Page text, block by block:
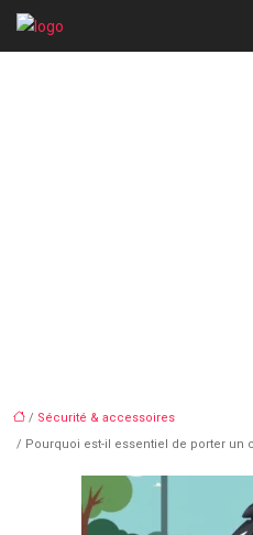
/ Sécurité & accessoires
/ Pourquoi est-il essentiel de porter un